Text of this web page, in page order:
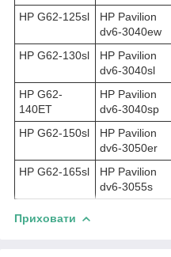
HP G62-125sl
HP Pavilion
dv6-3040ew
HP G62-130sl
HP Pavilion
dv6-3040sl
HP G62-
140ET
HP Pavilion
dv6-3040sp
HP G62-150sl
HP Pavilion
dv6-3050er
HP G62-165sl
HP Pavilion
dv6-3055s
Приховати